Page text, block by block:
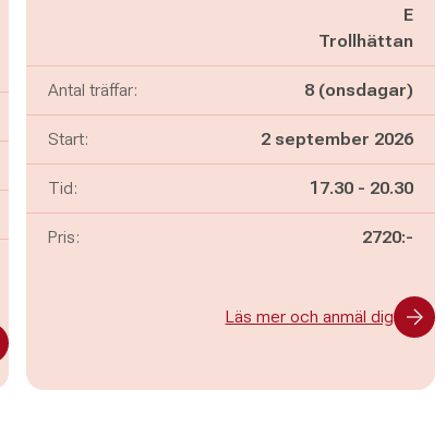
E
Trollhättan
Antal träffar: 8 (onsdagar)
Start: 2 september 2026
Tid: Pågår mellan
17.30 - och
20.30
Pris: 2720:-
Läs mer och anmäl dig